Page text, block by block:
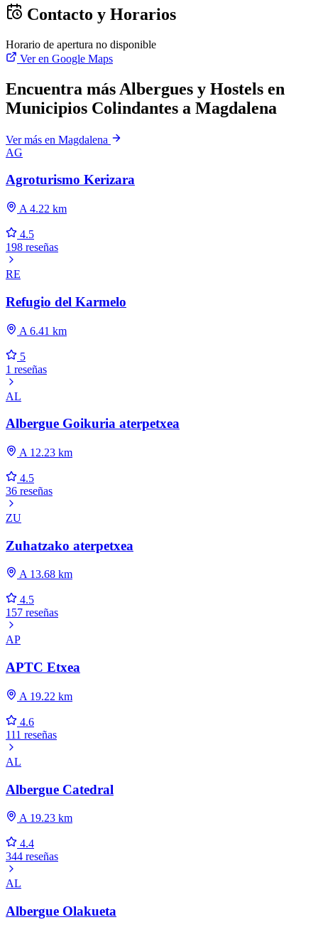
Contacto y Horarios
Horario de apertura no disponible
Ver en Google Maps
Encuentra más Albergues y Hostels en
Municipios Colindantes a Magdalena
Ver más en Magdalena
AG
Agroturismo Kerizara
A 4.22 km
4.5
198 reseñas
RE
Refugio del Karmelo
A 6.41 km
5
1 reseñas
AL
Albergue Goikuria aterpetxea
A 12.23 km
4.5
36 reseñas
ZU
Zuhatzako aterpetxea
A 13.68 km
4.5
157 reseñas
AP
APTC Etxea
A 19.22 km
4.6
111 reseñas
AL
Albergue Catedral
A 19.23 km
4.4
344 reseñas
AL
Albergue Olakueta